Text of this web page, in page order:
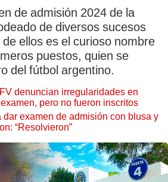
de admisión 2024 de la
de diversos sucesos
ellos es el curioso nombre
puestos, quien se
del fútbol argentino.
denuncian irregularidades en
pero no fueron inscritos
dar examen de admisión con blusa y
“Resolvieron”